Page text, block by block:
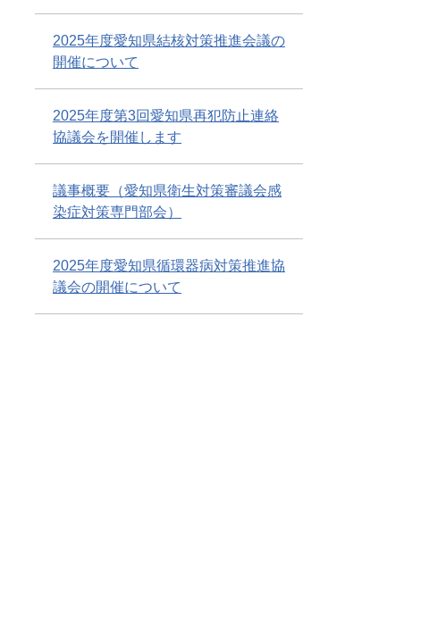
2025年度愛知県結核対策推進会議の
開催について
2025年度第3回愛知県再犯防止連絡
協議会を開催します
議事概要（愛知県衛生対策審議会感
染症対策専門部会）
2025年度愛知県循環器病対策推進協
議会の開催について